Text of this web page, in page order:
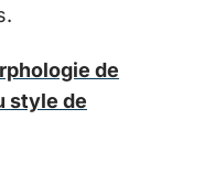
de
style de